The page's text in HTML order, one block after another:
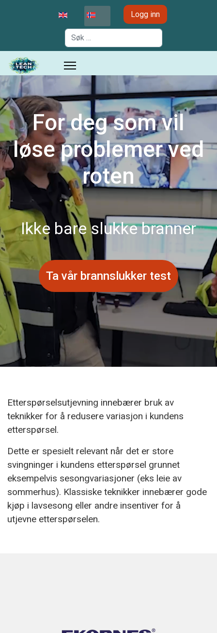
Logg inn
Søk
For deg som vil
løse problemer ved
roten
Ikke bare slukke branner
Ta vår brannslukker test
Etterspørselsutjevning innebærer bruk av
teknikker for å redusere variasjon i kundens
etterspørsel.
Dette er spesielt relevant når det er store
svingninger i kundens etterspørsel grunnet
eksempelvis sesongvariasjoner (eks leie av
sommerhus). Klassiske teknikker innebærer gode
kjøp i lavsesong eller andre insentiver for å
utjevne etterspørselen.